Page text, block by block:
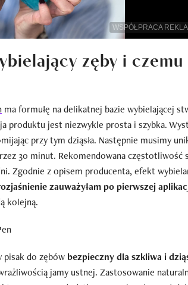
WSPÓŁPRACA
zęby i czemu
ma formułę na delikatnej bazie wybielającej
produktu jest niezwykle prosta i szybka.
przy tym dziąsła. Następnie musimy
30 minut. Rekomendowana częstotliwość
Zgodnie z opisem producenta, efekt
zauważyłam po pierwszej
kolejną.
pisak do zębów bezpieczny dla szkliwa i
jamy ustnej. Zastosowanie